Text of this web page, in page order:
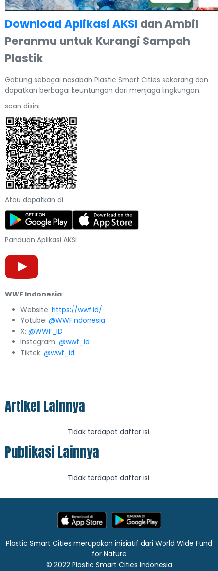
Download Aplikasi AKSI dan Ambil
Peranmu untuk Kurangi Sampah
Plastik
Gabung sebagai nasabah Plastic Smart Cities sekarang dan
dapatkan berbagai keuntungan dari menjaga lingkungan.
scan disini
Atau dapatkan di
Panduan Aplikasi AKSI
WWF Indonesia
Website: https://wwf.id/
Yotube: @WWFIndonesia
X: @WWF_ID
Instagram: @wwf_id
Tiktok: @wwf_id
Artikel Lainnya
Tidak terdapat daftar isi.
Publikasi Lainnya
Tidak terdapat daftar isi.
Plastic Smart Cities merupakan inisiatif dari World Wide Fund
for Nature
© 2022 Plastic Smart Cities Indonesia